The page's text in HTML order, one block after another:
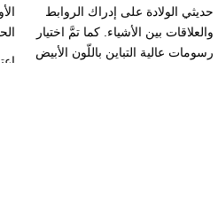
حديثي الولادة على إدراك الروابط
والعلاقات بين الأشياء. كما تمَّ اختيار
رسومات عالية التباين باللّون الأبيض